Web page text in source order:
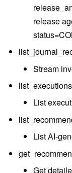
release
Stream
list_executions
List
List AI-
Get